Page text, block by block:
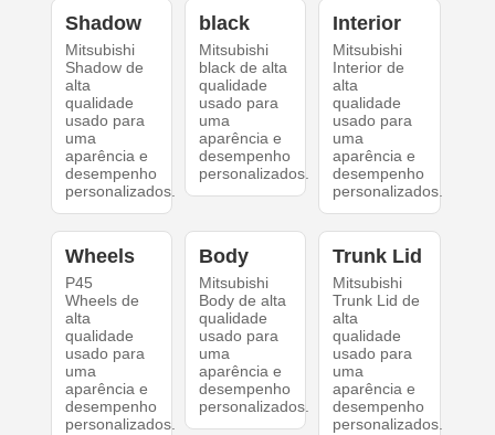
Shadow
Mitsubishi
Shadow de
alta
qualidade
usado para
uma
aparência e
desempenho
personalizados.
black
Mitsubishi
black de alta
qualidade
usado para
uma
aparência e
desempenho
personalizados.
Interior
Mitsubishi
Interior de
alta
qualidade
usado para
uma
aparência e
desempenho
personalizados.
Wheels
P45
Wheels de
alta
qualidade
usado para
uma
aparência e
desempenho
personalizados.
Body
Mitsubishi
Body de alta
qualidade
usado para
uma
aparência e
desempenho
personalizados.
Trunk Lid
Mitsubishi
Trunk Lid de
alta
qualidade
usado para
uma
aparência e
desempenho
personalizados.